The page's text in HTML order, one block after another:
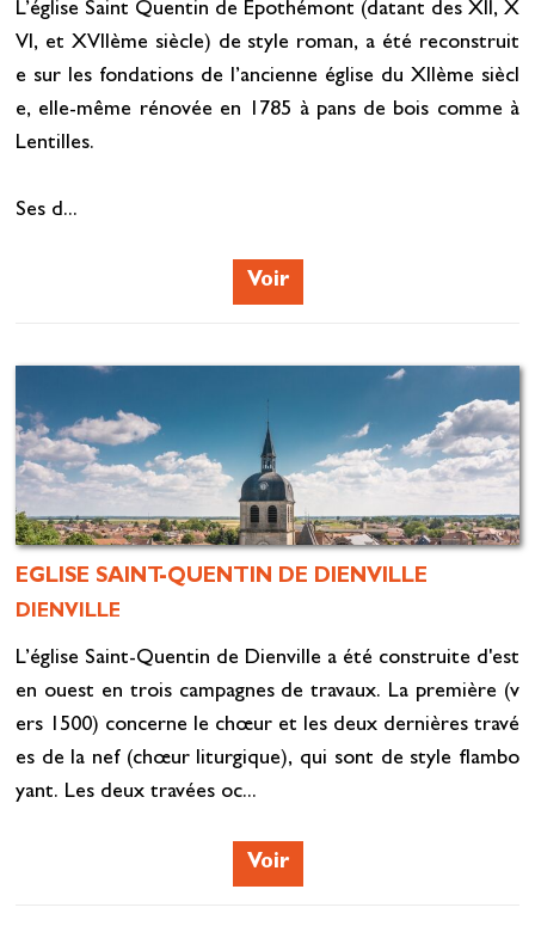
L’église Saint Quentin de Épothémont (datant des XII, X
VI, et XVIIème siècle) de style roman, a été reconstruit
e sur les fondations de l’ancienne église du XIIème siècl
e, elle-même rénovée en 1785 à pans de bois comme à
Lentilles.
Ses d...
Voir
EGLISE SAINT-QUENTIN DE DIENVILLE
DIENVILLE
L’église Saint-Quentin de Dienville a été construite d'est
en ouest en trois campagnes de travaux. La première (v
ers 1500) concerne le chœur et les deux dernières travé
es de la nef (chœur liturgique), qui sont de style flambo
yant. Les deux travées oc...
Voir